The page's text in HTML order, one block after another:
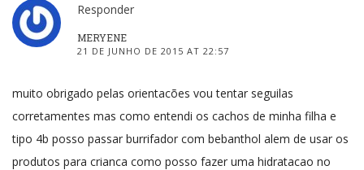
Responder
MERYENE
21 DE JUNHO DE 2015 AT 22:57
muito obrigado pelas orientacões vou tentar seguilas
corretamentes mas como entendi os cachos de minha filha e
tipo 4b posso passar burrifador com bebanthol alem de usar os
produtos para crianca como posso fazer uma hidratacao no